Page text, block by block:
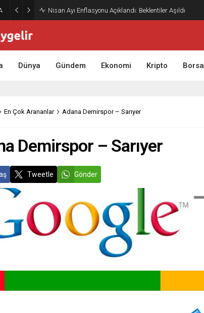
Nisan Ayı Enflasyonu Açıklandı: Beklentiler Aşıldı
Dünya Gündem Ekonomi Kripto Borsa
En Çok Arananlar Adana Demirspor – Sarıyer
Demirspor – Sarıyer
Tweetle Gönder